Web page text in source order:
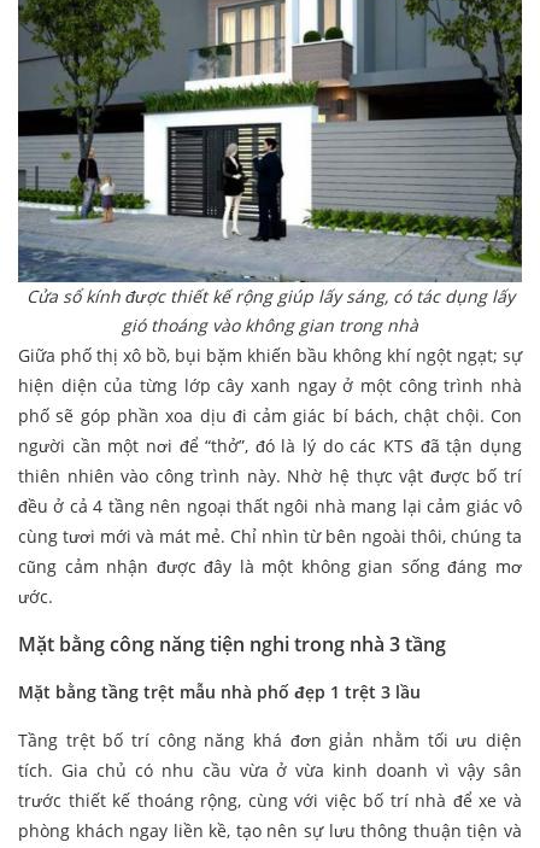
Cửa sổ kính được thiết kế rộng giúp lấy sáng, có tác dụng lấy
gió thoáng vào không gian trong nhà
Giữa phố thị xô bồ, bụi bặm khiến bầu không khí ngột ngạt; sự
hiện diện của từng lớp cây xanh ngay ở một công trình nhà
phố sẽ góp phần xoa dịu đi cảm giác bí bách, chật chội. Con
người cần một nơi để “thở”, đó là lý do các KTS đã tận dụng
thiên nhiên vào công trình này. Nhờ hệ thực vật được bố trí
đều ở cả 4 tầng nên ngoại thất ngôi nhà mang lại cảm giác vô
cùng tươi mới và mát mẻ. Chỉ nhìn từ bên ngoài thôi, chúng ta
cũng cảm nhận được đây là một không gian sống đáng mơ
ước.
Mặt bằng công năng tiện nghi trong nhà 3 tầng
Mặt bằng tầng trệt mẫu nhà phố đẹp 1 trệt 3 lầu
Tầng trệt bố trí công năng khá đơn giản nhằm tối ưu diện
tích. Gia chủ có nhu cầu vừa ở vừa kinh doanh vì vậy sân
trước thiết kế thoáng rộng, cùng với việc bố trí nhà để xe và
phòng khách ngay liền kề, tạo nên sự lưu thông thuận tiện và